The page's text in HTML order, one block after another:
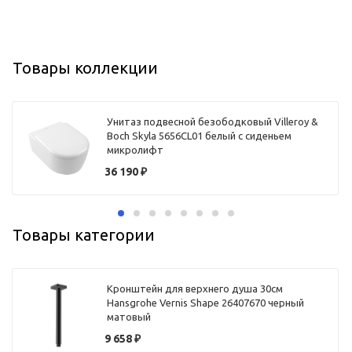
Товары коллекции
Унитаз подвесной безободковый Villeroy &
Boch Skyla 5656CL01 белый с сиденьем
микролифт
36 190₽
Товары категории
Кронштейн для верхнего душа 30см
Hansgrohe Vernis Shape 26407670 черный
матовый
9 658₽